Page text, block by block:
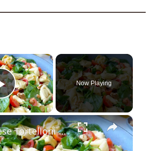
×
Play Video
Now Playing
×
Cheese Tortelloni Pasta Salad